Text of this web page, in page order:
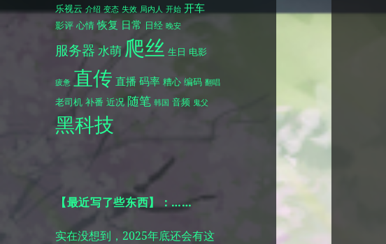
乐视云 介绍 变态 失效 局内人 开始 开车
影评 心情 恢复 日常 日经 晚安
服务器 水萌 爬丝 生日 电影
疲惫 直传 直播 码率 糟心 编码 翻唱
老司机 补番 近况 随笔 韩国 音频 鬼父
黑科技
【最近写了些东西】：……
实在没想到，2025年底还会有这